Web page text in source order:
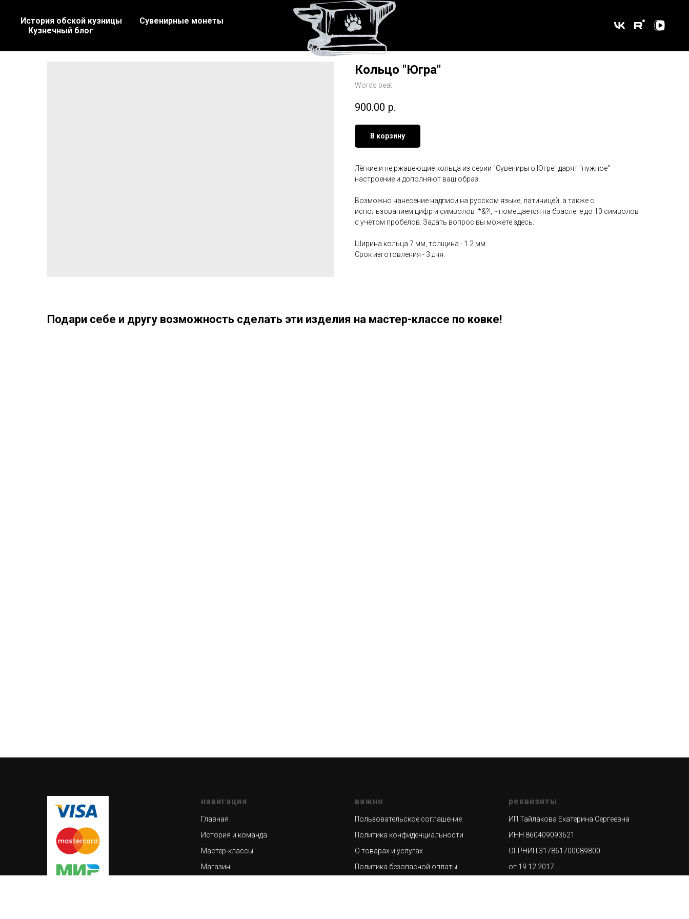
История обской кузницы
Сувенирные монеты
Кузнечный блог
Кольцо "Югра"
Words beat
900.00 р.
В корзину
Лёгкие и не ржавеющие кольца из серии "Сувениры о Югре" дарят "нужное"
настроение и дополняют ваш образ.
Возможно нанесение надписи на русском языке, латиницей, а также с
использованием цифр и символов :*&?!,. - помещается на браслете до 10 символов
с учётом пробелов. Задать вопрос вы можете здесь.
Ширина кольца 7 мм, толщина - 1.2 мм.
Срок изготовления - 3 дня.
Подари себе и другу возможность сделать эти изделия на мастер-классе по ковке!
навигация
Главная
История и команда
Мастер-классы
Магазин
важно
Пользовательское соглашение
Политика конфиденциальности
О товарах и услугах
Политика безопасной оплаты
реквизиты
ИП Тайлакова Екатерина Сергеевна
ИНН 860409093621
ОГРНИП 317861700089800
от 19.12.2017